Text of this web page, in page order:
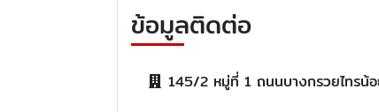
ข้อมูลติดต่อ
145/2 หมู่ที่ 1 ถนนบางกรวยไทรน้